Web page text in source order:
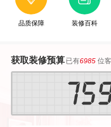
品质保障 装修百科
获取装修预算已有6985位